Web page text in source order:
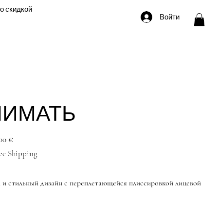
скидкой
Войти
€
Shipping
и стильный дизайн с переплетающейся плиссировкой лицевой